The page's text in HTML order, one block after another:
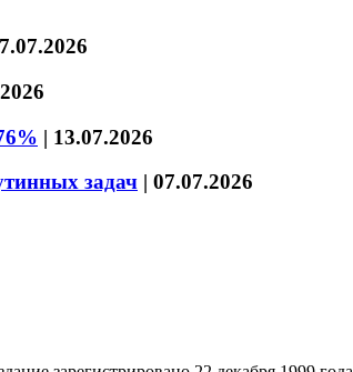
| 13.07.2026
задач | 07.07.2026